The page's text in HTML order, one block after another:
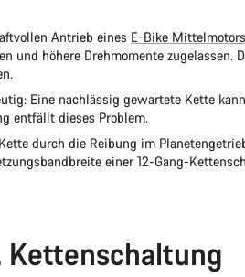
Antrieb eines E-Bike Mittelmotors
und höhere Drehmomente zugelassen.
Eine nachlässig gewartete Kette
entfällt dieses Problem.
durch die Reibung im
einer 12-Gang-
Kettenschaltung